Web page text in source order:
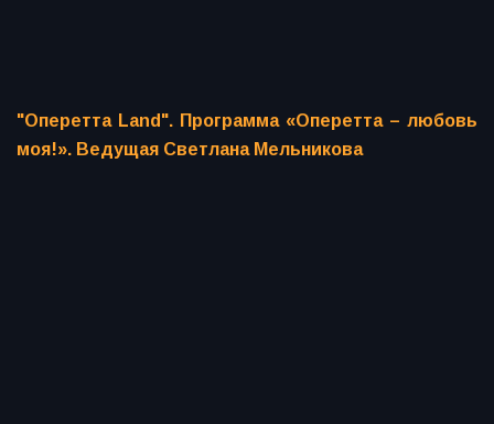
"Оперетта Land". Программа «Оперетта – любовь
моя!». Ведущая Светлана Мельникова